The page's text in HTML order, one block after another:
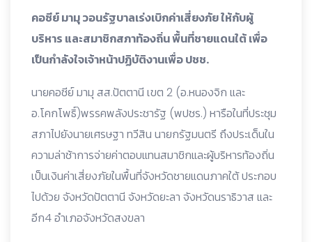
คอซีย์ มามุ วอนรัฐบาลเร่งเบิกค่าเสี่ยงภัย ให้กับผู้
บริหาร และสมาชิกสภาท้องถิ่น พื้นที่ชายแดนใต้ เพื่อ
เป็นกำลังใจเจ้าหน้าปฏิบัติงานเพื่อ ปชช.
นายคอชีย์ มามุ สส.ปัตตานี เขต 2 (อ.หนองจิก และ
อ.โคกโพธิ์)พรรคพลังประชารัฐ (พปชร.) หารือในที่ประชุม
สภาไปยังนายเศรษฐา ทวีสิน นายกรัฐมนตรี ถึงประเด็นใน
ความล่าช้าการจ่ายค่าตอบแทนสมาชิกและผู้บริหารท้องถิ่น
เป็นเงินค่าเสี่ยงภัยในพื้นที่จังหวัดชายแดนภาคใต้ ประกอบ
ไปด้วย จังหวัดปัตตานี จังหวัดยะลา จังหวัดนราธิวาส และ
อีก4 อำเภอจังหวัดสงขลา